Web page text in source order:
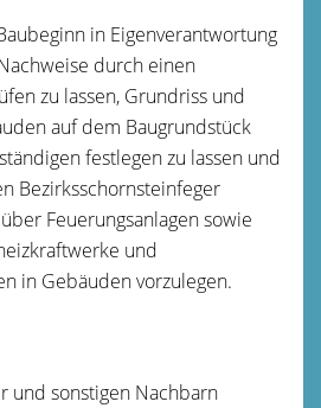
in Eigenverantwortung
durch einen
zu lassen, Grundriss und
auf dem Baugrundstück
festlegen zu lassen und
Bezirksschornsteinfeger
Feuerungsanlagen sowie
und
in Gebäuden vorzulegen.
und sonstigen Nachbarn